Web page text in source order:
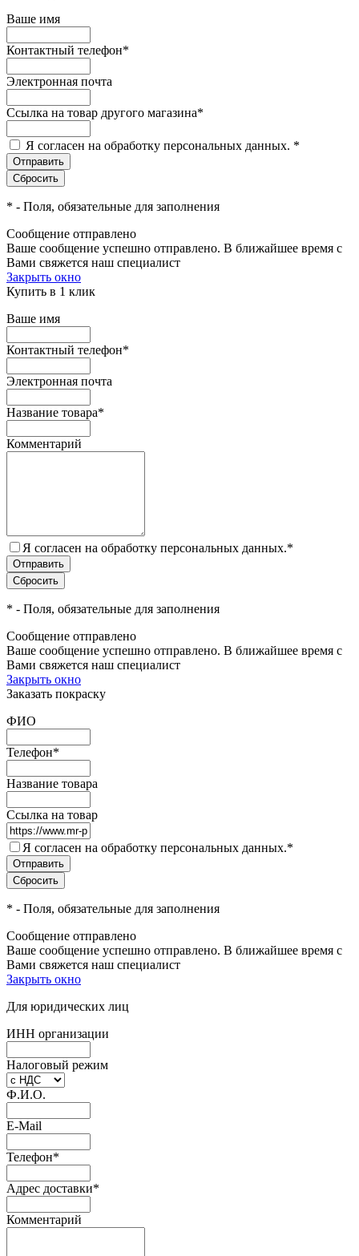
Ваше имя
Контактный телефон*
Электронная почта
Ссылка на товар другого магазина*
Я согласен на обработку персональных данных. *
* - Поля, обязательные для заполнения
Сообщение отправлено
Ваше сообщение успешно отправлено. В ближайшее время с
Вами свяжется наш специалист
Закрыть окно
Купить в 1 клик
Ваше имя
Контактный телефон*
Электронная почта
Название товара*
Комментарий
Я согласен на обработку персональных данных.*
* - Поля, обязательные для заполнения
Сообщение отправлено
Ваше сообщение успешно отправлено. В ближайшее время с
Вами свяжется наш специалист
Закрыть окно
Заказать покраску
ФИО
Телефон*
Название товара
Ссылка на товар
Я согласен на обработку персональных данных.*
* - Поля, обязательные для заполнения
Сообщение отправлено
Ваше сообщение успешно отправлено. В ближайшее время с
Вами свяжется наш специалист
Закрыть окно
Для юридических лиц
ИНН организации
Налоговый режим
Ф.И.О.
E-Mail
Телефон*
Адрес доставки*
Комментарий